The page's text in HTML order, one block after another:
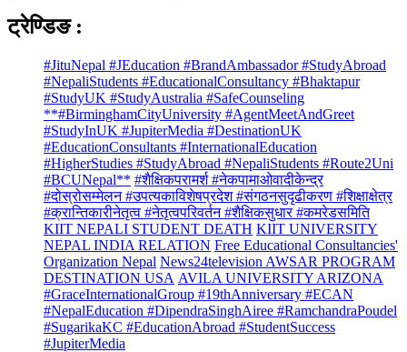
ट्रेण्डिङ :
#JituNepal #JEducation #BrandAmbassador #StudyAbroad
#NepaliStudents #EducationalConsultancy #Bhaktapur
#StudyUK #StudyAustralia #SafeCounseling
**#BirminghamCityUniversity #AgentMeetAndGreet
#StudyInUK #JupiterMedia #DestinationUK
#EducationConsultants #InternationalEducation
#HigherStudies #StudyAbroad #NepaliStudents #Route2Uni
#BCUNepal** #शैक्षिकपरामर्श #नेकपामाओवादीकेन्द्र
#दोस्रोसम्मेलन #उपत्यकाविशेषप्रदेश #संगठनसुदृढीकरण #शिक्षाक्षेत्र
#क्रान्तिकारीनेतृत्व #नेतृत्वपरिवर्तन #शैक्षिकसुधार #कमरेडसमिति
KIIT NEPALI STUDENT DEATH KIIT UNIVERSITY
NEPAL INDIA RELATION Free Educational Consultancies'
Organization Nepal News24television AWSAR PROGRAM
DESTINATION USA AVILA UNIVERSITY ARIZONA
#GraceInternationalGroup #19thAnniversary #ECAN
#NepalEducation #DipendraSinghAiree #RamchandraPoudel
#SugarikaKC #EducationAbroad #StudentSuccess
#JupiterMedia